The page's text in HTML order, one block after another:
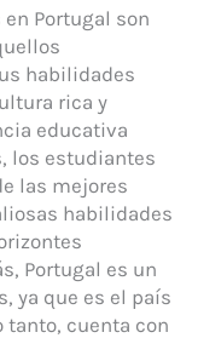
Portugal son
habilidades
rica y
educativa
los estudiantes
las mejores
habilidades
Portugal es un
ya que es el país
tanto, cuenta con